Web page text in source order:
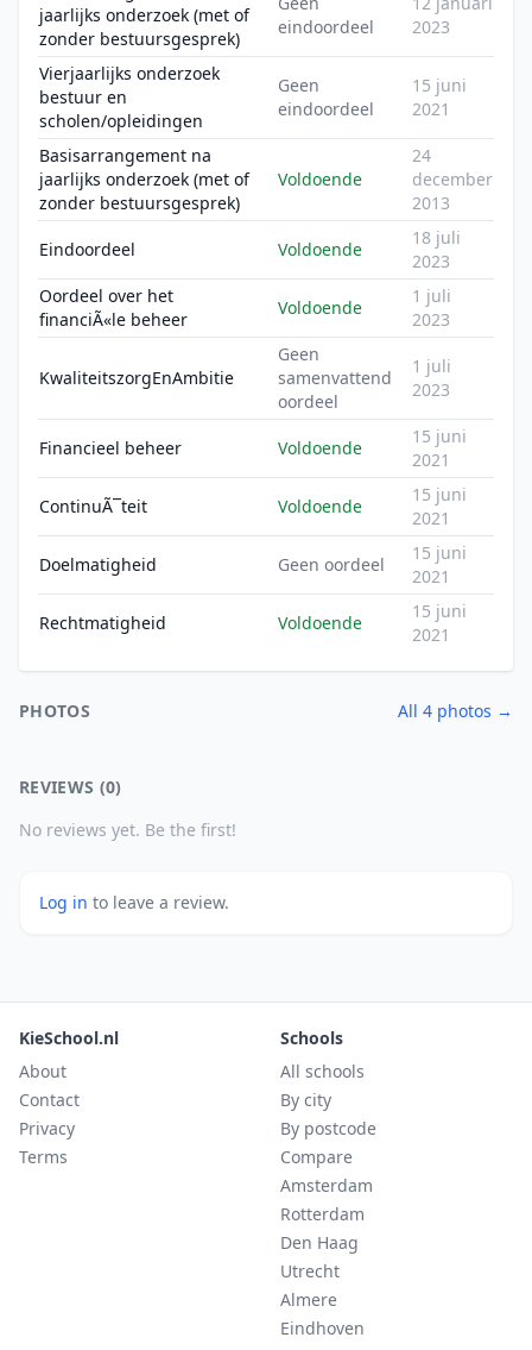
jaarlijks onderzoek (met of
zonder bestuursgesprek)
eindoordeel
2023
Vierjaarlijks onderzoek
bestuur en
scholen/opleidingen
Geen
eindoordeel
15 juni
2021
Basisarrangement na
jaarlijks onderzoek (met of
zonder bestuursgesprek)
Voldoende
24
december
2013
Eindoordeel Voldoende
18 juli
2023
Oordeel over het
financiÃ«le beheer
Voldoende
1 juli
2023
KwaliteitszorgEnAmbitie
Geen
samenvattend
oordeel
1 juli
2023
Financieel beheer Voldoende
15 juni
2021
ContinuÃ¯teit Voldoende
15 juni
2021
Doelmatigheid Geen oordeel
15 juni
2021
Rechtmatigheid Voldoende
15 juni
2021
PHOTOS All 4 photos →
REVIEWS (0)
No reviews yet. Be the first!
Log in to leave a review.
KieSchool.nl
About
Contact
Privacy
Terms
Schools
All schools
By city
By postcode
Compare
Amsterdam
Rotterdam
Den Haag
Utrecht
Almere
Eindhoven